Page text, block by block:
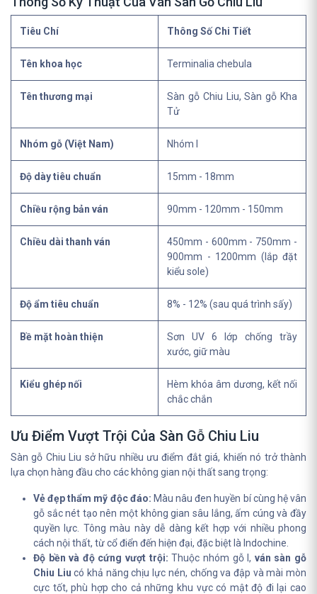
Tiêu Chí Thông Số Chi Tiết
Tên khoa học Terminalia chebula
Tên thương mại
Sàn gỗ Chiu Liu, Sàn gỗ Kha
Tử
Nhóm gỗ (Việt Nam) Nhóm I
Độ dày tiêu chuẩn 15mm - 18mm
Chiều rộng bản ván 90mm - 120mm - 150mm
Chiều dài thanh ván
450mm - 600mm - 750mm -
900mm - 1200mm (lắp đặt
kiểu sole)
Độ ẩm tiêu chuẩn 8% - 12% (sau quá trình sấy)
Bề mặt hoàn thiện
Sơn UV 6 lớp chống trầy
xước, giữ màu
Kiểu ghép nối
Hèm khóa âm dương, kết nối
chắc chắn
Ưu Điểm Vượt Trội Của Sàn Gỗ Chiu Liu
Sàn gỗ Chiu Liu sở hữu nhiều ưu điểm đắt giá, khiến nó trở thành
lựa chọn hàng đầu cho các không gian nội thất sang trọng:
Vẻ đẹp thẩm mỹ độc đáo: Màu nâu đen huyền bí cùng hệ vân
gỗ sắc nét tạo nên một không gian sâu lắng, ấm cúng và đầy
quyền lực. Tông màu này dễ dàng kết hợp với nhiều phong
cách nội thất, từ cổ điển đến hiện đại, đặc biệt là Indochine.
Độ bền và độ cứng vượt trội: Thuộc nhóm gỗ I, ván sàn gỗ
Chiu Liu có khả năng chịu lực nén, chống va đập và mài mòn
cực tốt, phù hợp cho cả những khu vực có mật độ đi lại cao